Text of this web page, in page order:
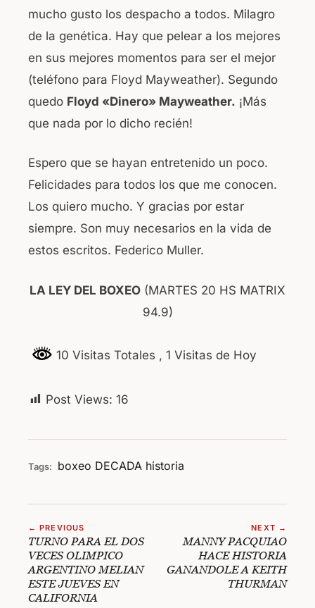
mucho gusto los despacho a todos. Milagro
de la genética. Hay que pelear a los mejores
en sus mejores momentos para ser el mejor
(teléfono para Floyd Mayweather). Segundo
quedo Floyd «Dinero» Mayweather. ¡Más
que nada por lo dicho recién!
Espero que se hayan entretenido un poco.
Felicidades para todos los que me conocen.
Los quiero mucho. Y gracias por estar
siempre. Son muy necesarios en la vida de
estos escritos. Federico Muller.
LA LEY DEL BOXEO (MARTES 20 HS MATRIX
94.9)
10 Visitas Totales , 1 Visitas de Hoy
Post Views: 16
Tags: boxeo DECADA historia
← PREVIOUS
TURNO PARA EL DOS
VECES OLIMPICO
ARGENTINO MELIAN
ESTE JUEVES EN
CALIFORNIA
NEXT →
MANNY PACQUIAO
HACE HISTORIA
GANANDOLE A KEITH
THURMAN